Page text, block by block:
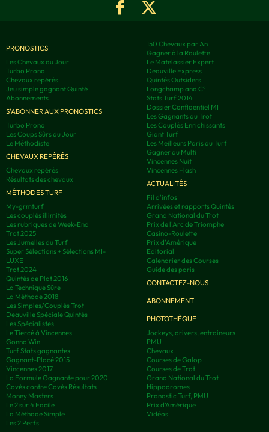
PRONOSTICS
Les Chevaux du Jour
Turbo Prono
Chevaux repérés
Jeu simple gagnant Quinté
Abonnements
S'ABONNER AUX PRONOSTICS
Turbo Prono
Les Coups Sûrs du Jour
Le Méthodiste
CHEVAUX REPÉRÉS
Chevaux repérés
Résultats des chevaux
MÉTHODES TURF
My-grmturf
Les couplés illimités
Les rubriques de Week-End
Trot 2025
Les Jumelles du Turf
Super Sélections + Sélections MI-
LUXE
Trot 2024
Quintés de Plat 2016
La Technique Sûre
La Méthode 2018
Les Simples/Couplés Trot
Deauville Spéciale Quintés
Les Spécialistes
Le Tiercé à Vincennes
Gonna Win
Turf Stats gagnantes
Gagnant-Placé 2015
Vincennes 2017
La Formule Gagnante pour 2020
Covès contre Covès Résultats
Money Masters
Le 2 sur 4 Facile
La Méthode Simple
Les 2 Perfs
150 Chevaux par An
Gagner à la Roulette
Le Matelassier Expert
Deauville Express
Quintés Outsiders
Longchamp and C°
Stats Turf 2014
Dossier Confidentiel MI
Les Gagnants au Trot
Les Couplés Enrichissants
Giant Turf
Les Meilleurs Paris du Turf
Gagner au Multi
Vincennes Nuit
Vincennes Flash
ACTUALITÉS
Fil d'infos
Arrivées et rapports Quintés
Grand National du Trot
Prix de l'Arc de Triomphe
Casino-Roulette
Prix d'Amérique
Editorial
Calendrier des Courses
Guide des paris
CONTACTEZ-NOUS
ABONNEMENT
PHOTOTHÈQUE
Jockeys, drivers, entraineurs
PMU
Chevaux
Courses de Galop
Courses de Trot
Grand National du Trot
Hippodromes
Pronostic Turf, PMU
Prix d’Amérique
Vidéos